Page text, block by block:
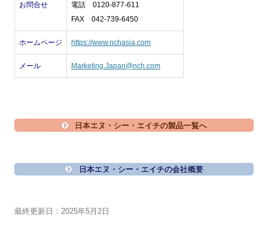
お問合せ
電話 0120-877-611
FAX 042-739-6450
ホームページ https://www.nchasia.com
メール Marketing.Japan@nch.com
日本エヌ・シー・エイチの製品一覧へ
日本エヌ・シー・エイチの会社概要
最終更新日：2025年5月2日